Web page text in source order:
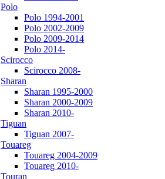
Polo
Polo 1994-2001
Polo 2002-2009
Polo 2009-2014
Polo 2014-
Scirocco
Scirocco 2008-
Sharan
Sharan 1995-2000
Sharan 2000-2009
Sharan 2010-
Tiguan
Tiguan 2007-
Touareg
Touareg 2004-2009
Touareg 2010-
Touran